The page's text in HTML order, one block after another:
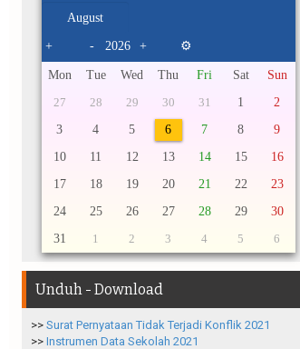
+ - + ⚙
Mon Tue Wed Thu Fri Sat Sun
27 28 29 30 31 1
2
3
4 5 6 7 8
9
10
11 12 13 14 15
16
17
18 19 20 21 22
23
24
25 26 27 28 29
30
31
1 2 3 4 5 6
Unduh - Download
>> Surat Pernyataan Tidak Terjadi Konflik 2021
>> Instrumen Data Sekolah 2021